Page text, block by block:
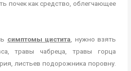
почек как средство, облегчающее
симптомы цистита , нужно взять
травы чабреца, травы горца
листьев подорожника поровну.